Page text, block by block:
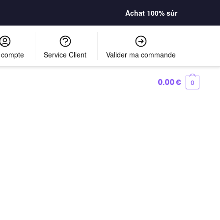
Achat 100% sûr
Service Client Valider ma commande
0.00€ 0